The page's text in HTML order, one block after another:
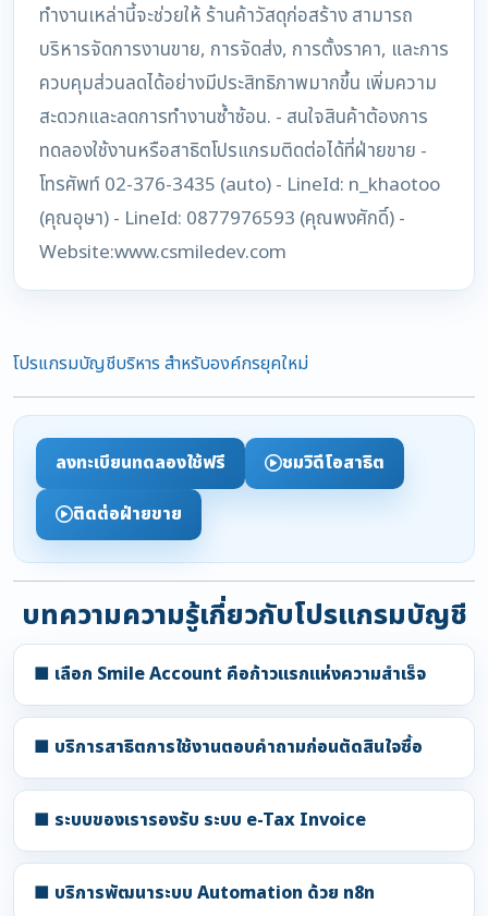
ทำงานเหล่านี้จะช่วยให้ ร้านค้าวัสดุก่อสร้าง สามารถ
บริหารจัดการงานขาย, การจัดส่ง, การตั้งราคา, และการ
ควบคุมส่วนลดได้อย่างมีประสิทธิภาพมากขึ้น เพิ่มความ
สะดวกและลดการทำงานซ้ำซ้อน. - สนใจสินค้าต้องการ
ทดลองใช้งานหรือสาธิตโปรแกรมติดต่อได้ที่ฝ่ายขาย -
โทรศัพท์ 02-376-3435 (auto) - LineId: n_khaotoo
(คุณอุษา) - LineId: 0877976593 (คุณพงศักดิ์) -
Website:www.csmiledev.com
โปรแกรมบัญชีบริหาร สำหรับองค์กรยุคใหม่
ลงทะเบียนทดลองใช้ฟรี
ชมวิดีโอสาธิต
ติดต่อฝ่ายขาย
บทความความรู้เกี่ยวกับโปรแกรมบัญชี
■ เลือก Smile Account คือก้าวแรกแห่งความสำเร็จ
■ บริการสาธิตการใช้งานตอบคำถามก่อนตัดสินใจซื้อ
■ ระบบของเรารองรับ ระบบ e-Tax Invoice
■ บริการพัฒนาระบบ Automation ด้วย n8n